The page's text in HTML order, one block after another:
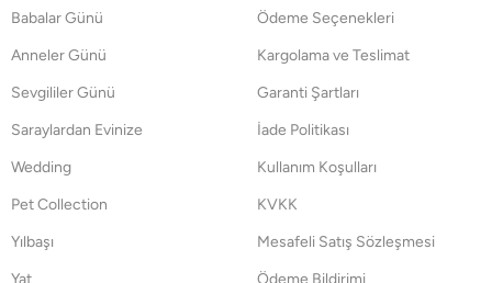
Babalar Günü
Anneler Günü
Sevgililer Günü
Saraylardan Evinize
Wedding
Pet Collection
Yılbaşı
Yat
Ödeme Seçenekleri
Kargolama ve Teslimat
Garanti Şartları
İade Politikası
Kullanım Koşulları
KVKK
Mesafeli Satış Sözleşmesi
Ödeme Bildirimi